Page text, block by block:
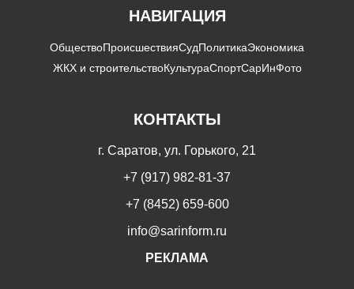
НАВИГАЦИЯ
ОбществоПроисшествияСудПолитикаЭкономика
ЖКХ и строительствоКультураСпортСарИнФото
КОНТАКТЫ
г. Саратов, ул. Горького, 21
+7 (917) 982-81-37
+7 (8452) 659-600
info@sarinform.ru
РЕКЛАМА